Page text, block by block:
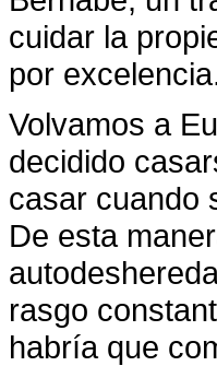
cuidar la
por
Volvamos a
decidido
casar cuando
De esta
rasgo
habría que